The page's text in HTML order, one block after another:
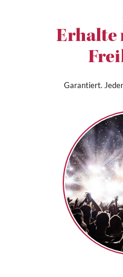
Erhalte
Garantiert.